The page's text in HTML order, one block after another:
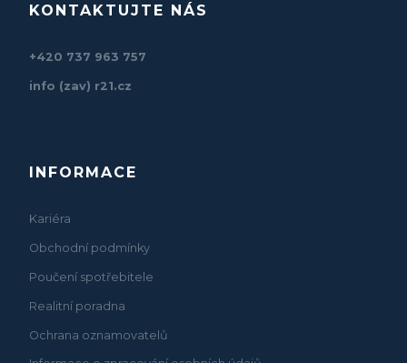
KONTAKTUJTE NÁS
+420 737 963 757
info (zav) r21.cz
INFORMACE
Kariéra
Obchodní podmínky
Poučení spotřebitele
Realitní poradna
Ochrana oznamovatelů